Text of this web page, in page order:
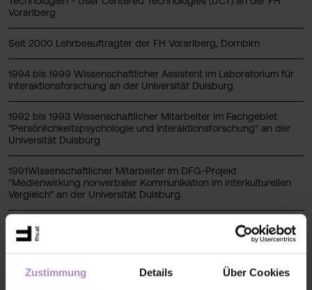
Zustimmung Details Über Cookies
Vorarlberg
Seit 2000 Lehrbeauftragter der FH Vorarlberg, Dornbirn
1994 bis 1999 Wissenschaftlicher Assistent im Laboratorium für
Interaktionsforschung an der Universität Duisburg
1992 bis 1993 Wissenschaftlicher Mitarbeiter im Fachgebiet
"Persönlichkeitspsychologie und Interaktionsforschung" an der
Universität Duisburg
1991Wissenschaftlicher Mitarbeiter im DFG-Projekt
"Medienwirkung nonverbaler Kommunikation im interkulturellen
Vergleich" an der Universität Duisburg.
Lehre